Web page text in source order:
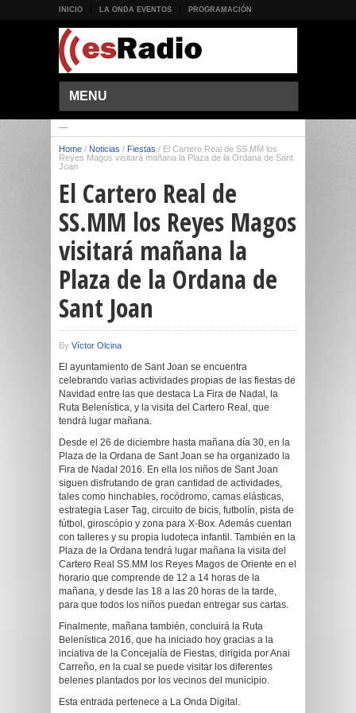
INICIO LA ONDA EVENTOS PROGRAMACIÓN
MENU
Home / Noticias / Fiestas / El Cartero Real de SS.MM los
Reyes Magos visitará mañana la Plaza de la Ordana de Sant
Joan
El Cartero Real de
SS.MM los Reyes Magos
visitará mañana la
Plaza de la Ordana de
Sant Joan
By Víctor Olcina
El ayuntamiento de Sant Joan se encuentra
celebrando varias actividades propias de las fiestas de
Navidad entre las que destaca La Fira de Nadal, la
Ruta Belenística, y la visita del Cartero Real, que
tendrá lugar mañana.
Desde el 26 de diciembre hasta mañana día 30, en la
Plaza de la Ordana de Sant Joan se ha organizado la
Fira de Nadal 2016. En ella los niños de Sant Joan
siguen disfrutando de gran cantidad de actividades,
tales como hinchables, rocódromo, camas elásticas,
estrategia Laser Tag, circuito de bicis, futbolín, pista de
fútbol, giroscópio y zona para X-Box. Además cuentan
con talleres y su propia ludoteca infantil. También en la
Plaza de la Ordana tendrá lugar mañana la visita del
Cartero Real SS.MM los Reyes Magos de Oriente en el
horario que comprende de 12 a 14 horas de la
mañana, y desde las 18 a las 20 horas de la tarde,
para que todos los niños puedan entregar sus cartas.
Finalmente, mañana también, concluirá la Ruta
Belenística 2016, que ha iniciado hoy gracias a la
inciativa de la Concejalía de Fiestas, dirigida por Anai
Carreño, en la cual se puede visitar los diferentes
belenes plantados por los vecinos del municipio.
Esta entrada pertenece a La Onda Digital.